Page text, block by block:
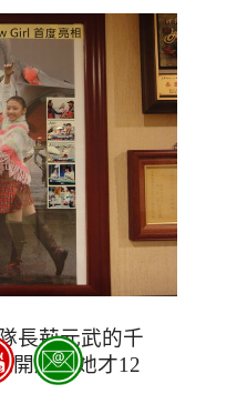
長荊元武的千
開放時她才12